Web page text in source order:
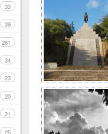
33
39
281
34
23
20
21
25